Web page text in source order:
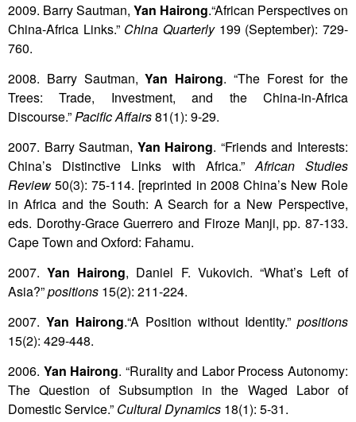
2009. Barry Sautman, Yan Hairong.“African Perspectives on
China-Africa Links.” China Quarterly199 (September): 729-
760.
2008. Barry Sautman,Yan Hairong. “The Forest for the
Trees: Trade, Investment, and the China-in-Africa
Discourse.”Pacific Affairs81(1): 9-29.
2007. Barry Sautman, Yan Hairong. “Friends and Interests:
China’s Distinctive Links with Africa.”African Studies
Review50(3): 75-114. [reprinted in 2008 China’s New Role
in Africa and the South: A Search for a New Perspective,
eds. Dorothy-Grace Guerrero and Firoze Manji, pp. 87-133.
Cape Town and Oxford: Fahamu.
2007.Yan Hairong, Daniel F. Vukovich. “What’s Left of
Asia?”positions 15(2): 211-224.
2007. Yan Hairong.“A Position without Identity.” positions
15(2): 429-448.
2006. Yan Hairong. “Rurality and Labor Process Autonomy:
The Question of Subsumption in the Waged Labor of
Domestic Service.” Cultural Dynamics 18(1): 5-31.